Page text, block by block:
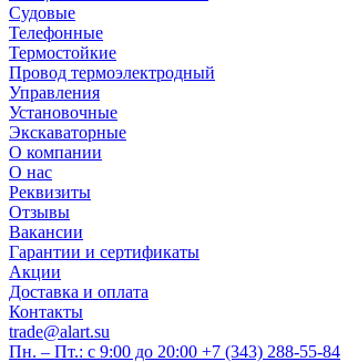
Судовые
Телефонные
Термостойкие
Провод термоэлектродный
Управления
Установочные
Экскаваторные
О компании
О нас
Реквизиты
Отзывы
Вакансии
Гарантии и сертификаты
Акции
Доставка и оплата
Контакты
trade@alart.su
Пн. – Пт.: с 9:00 до 20:00 +7 (343) 288-55-84